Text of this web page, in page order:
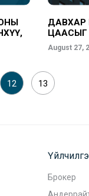
ДАВХАР
ЦААСЫГ
БОЛЛОО
August 27,
12 13
Брокер